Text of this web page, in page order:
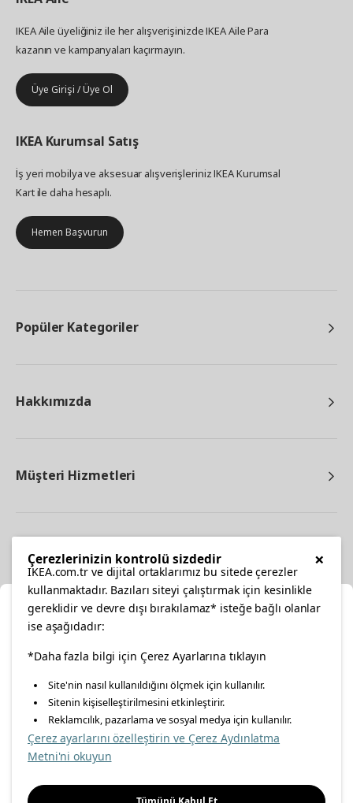
IKEA Aile üyeliğiniz ile her alışverişinizde IKEA Aile Para
kazanın ve kampanyaları kaçırmayın.
Üye Girişi / Üye Ol
IKEA Kurumsal Satış
İş yeri mobilya ve aksesuar alışverişleriniz IKEA Kurumsal
Kart ile daha hesaplı.
Hemen Başvurun
Popüler Kategoriler
Hakkımızda
Müşteri Hizmetleri
facebooktwitterinstagrampinterestyoutube
linkedin
Enerji Politikası Bilgi Güvenliği Politikası
Gıda Güvenliği Politikası
Konumunuzu Seçin
İnternetten vereceğiniz siparişlerinizde size özel hizmet ve
içerikleri görebilmek için lütfen konumuzu seçin.
İl seçiniz
Seçiniz
×
Çerezlerinizin kontrolü sizdedir
IKEA.com.tr ve dijital ortaklarımız bu sitede çerezler
kullanmaktadır. Bazıları siteyi çalıştırmak için kesinlikle
gereklidir ve devre dışı bırakılamaz* isteğe bağlı olanlar
ise aşağıdadır:
*Daha fazla bilgi için Çerez Ayarlarına tıklayın
Site'nin nasıl kullanıldığını ölçmek için kullanılır.
Sitenin kişiselleştirilmesini etkinleştirir.
Reklamcılık, pazarlama ve sosyal medya için kullanılır.
Çerez ayarlarını özelleştirin ve Çerez Aydınlatma
Metni'ni okuyun